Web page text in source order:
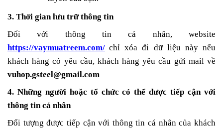
3. Thời gian lưu trữ thông tin
Đối với thông tin cá nhân, website
https://vaymuatreem.com/ chỉ xóa đi dữ liệu này nếu
khách hàng có yêu cầu, khách hàng yêu cầu gửi mail về
vuhop.gsteel@gmail.com
4. Những người hoặc tổ chức có thể được tiếp cận với
thông tin cá nhân
Đối tượng được tiếp cận với thông tin cá nhân của khách